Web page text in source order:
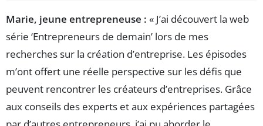
Marie, jeune entrepreneuse : « J’ai découvert la web
série ‘Entrepreneurs de demain’ lors de mes
recherches sur la création d’entreprise. Les épisodes
m’ont offert une réelle perspective sur les défis que
peuvent rencontrer les créateurs d’entreprises. Grâce
aux conseils des experts et aux expériences partagées